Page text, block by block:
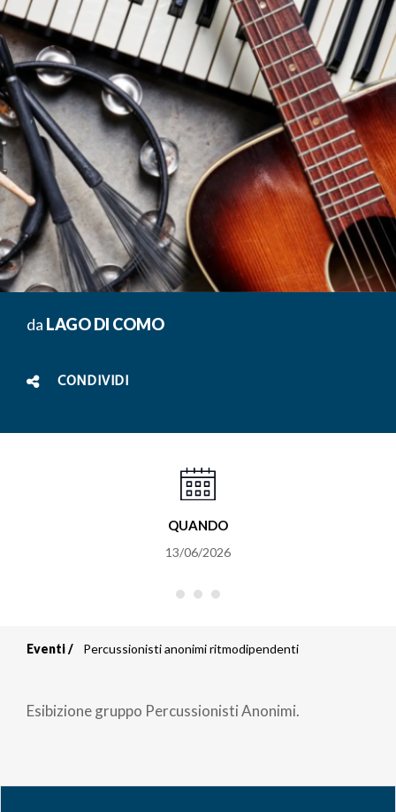
da LAGO DI COMO
CONDIVIDI
QUANDO
13/06/2026
di
Eventi Percussionisti anonimi ritmodipendenti
Esibizione gruppo Percussionisti Anonimi.